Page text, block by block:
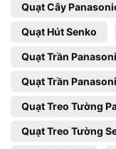
Quạt Cây
Quạt Hút Senko
Quạt Trần
Quạt Trần
Quạt Treo Tường
Quạt Treo Tường